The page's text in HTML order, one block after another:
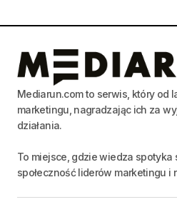
Mediarun.com to serwis, który od
marketingu, nagradzając ich za
działania.
To miejsce, gdzie wiedza spotyka
społeczność liderów marketingu